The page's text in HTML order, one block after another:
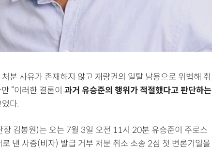
분 사유가 존재하지 않고 재량권의 일탈 남용으로 위법해 취
“이러한 결론이 과거 유승준의 행위가 적절했다고 판단하는
다.
김봉원)는 오는 7월 3일 오전 11시 20분 유승준이 주로스
로 낸 사증(비자) 발급 거부 처분 취소 소송 2심 첫 변론기일을